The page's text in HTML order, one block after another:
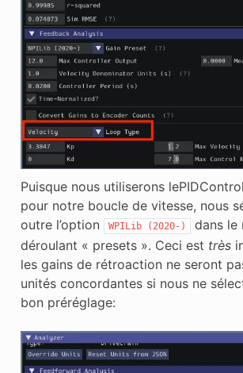
Puisque nous utiliserons
pour notre boucle de vitesse, nous
outre l’option
WPILib (2020-)
dans le
déroulant « presets ». Ceci est très
les gains de rétroaction ne seront
unités concordantes si nous ne
bon préréglage: